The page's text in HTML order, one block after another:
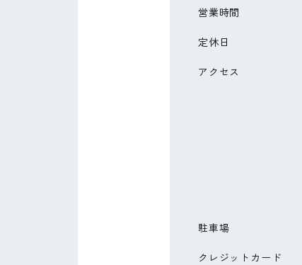
営業時間
定休日
アクセス
駐車場
クレジットカード